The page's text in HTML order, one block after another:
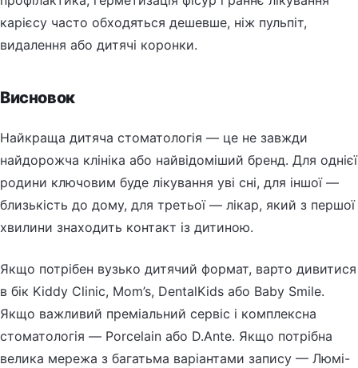
карієсу часто обходяться дешевше, ніж пульпіт,
видалення або дитячі коронки.
Висновок
Найкраща дитяча стоматологія — це не завжди
найдорожча клініка або найвідоміший бренд. Для однієї
родини ключовим буде лікування уві сні, для іншої —
близькість до дому, для третьої — лікар, який з першої
хвилини знаходить контакт із дитиною.
Якщо потрібен вузько дитячий формат, варто дивитися
в бік Kiddy Clinic, Mom’s, DentalKids або Baby Smile.
Якщо важливий преміальний сервіс і комплексна
стоматологія — Porcelain або D.Ante. Якщо потрібна
велика мережа з багатьма варіантами запису — Люмі-